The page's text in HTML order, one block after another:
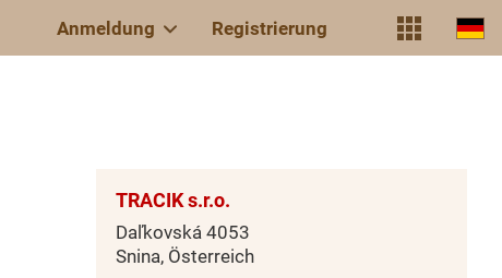
Anmeldung Registrierung
TRACIK s.r.o.
Daľkovská 4053
Snina, Österreich